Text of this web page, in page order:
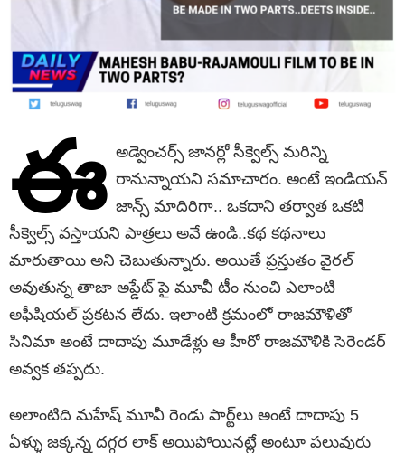
ఈ అడ్వెంచర్స్ జానర్లో సీక్వెల్స్ మరిన్ని
రానున్నాయని సమాచారం. అంటే ఇండియన్
జాన్స్ మాదిరిగా.. ఒకదాని తర్వాత ఒకటి
సీక్వెల్స్ వస్తాయని పాత్రలు అవే ఉండి..కథ‌ కథనాలు
మారుతాయి అని చెబుతున్నారు. అయితే ప్రస్తుతం వైరల్
అవుతున్న తాజా అప్డేట్ పై మూవీ టీం నుంచి ఎలాంటి
అఫీషియల్ ప్రకటన లేదు. ఇలాంటి క్రమంలో రాజమౌళితో
సినిమా అంటే దాదాపు మూడేళ్లు ఆ హీరో రాజమౌళికి సెరెండ‌ర్
అవ్వ‌క‌ తప్పదు.
అలాంటిది మహేష్ మూవీ రెండు పార్ట్‌లు అంటే దాదాపు 5
ఏళ్ళు జక్కన్న దగ్గర లాక్ అయిపోయినట్లే అంటూ పలువురు